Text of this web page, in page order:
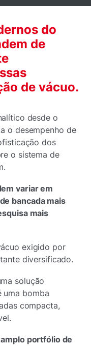
do
de
de vácuo.
desde o
o desempenho de
dos
o sistema de
variar em
bancada mais
mais
exigido por
diversificado.
solução
uma bomba
compacta,
amplo portfólio de